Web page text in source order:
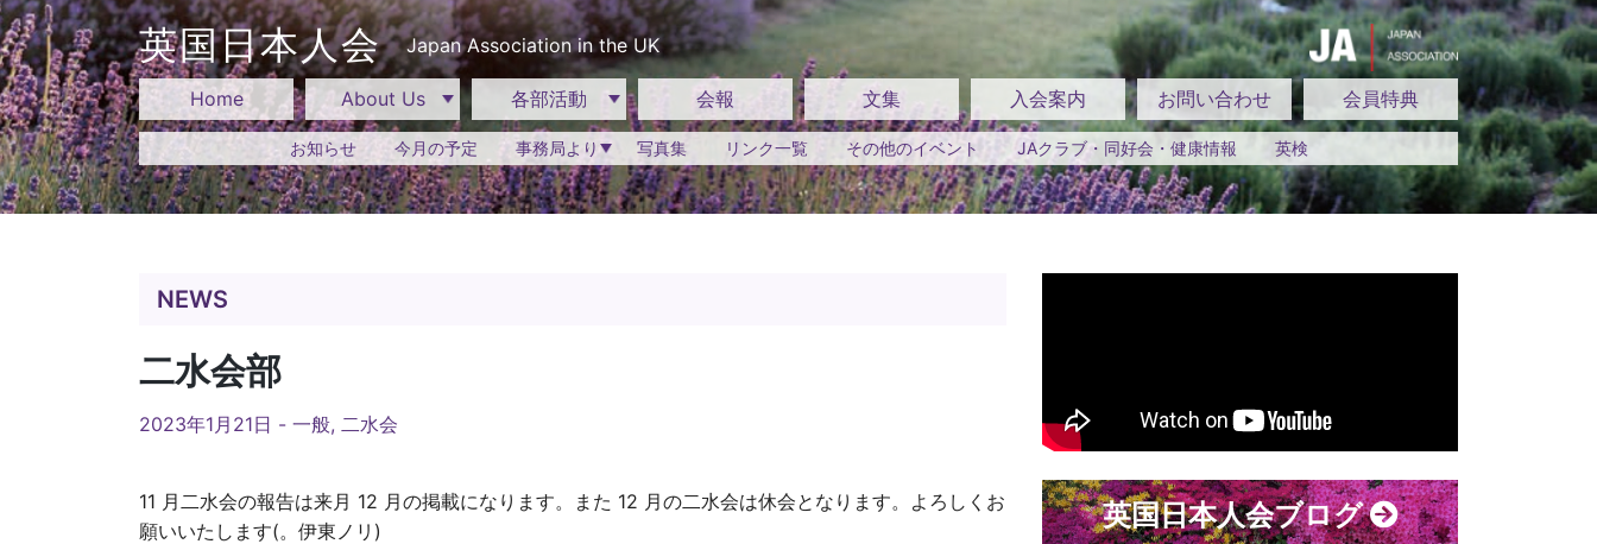
Skip
to
content
英国日本人会 Japan Association in the UK
Home About Us 各部活動 会報 文集 入会案内 お問い合わせ 会員特典
お知らせ 今月の予定 事務局より 写真集 リンク一覧 その他のイベント JAクラブ・同好会・健康情報 英検
NEWS
二水会部
2023年1月21日 - 一般, 二水会
11 月二水会の報告は来月 12 月の掲載になります。また 12 月の二水会は休会となります。よろしくお
願いいたします(。伊東ノリ)
英国日本人会ブログ